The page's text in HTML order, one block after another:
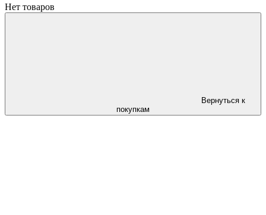
Нет товаров
Вернуться к
покупкам